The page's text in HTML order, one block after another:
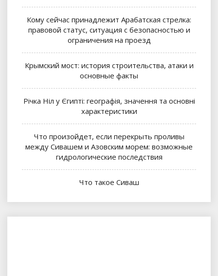
Кому сейчас принадлежит Арабатская стрелка:
правовой статус, ситуация с безопасностью и
ограничения на проезд
Крымский мост: история строительства, атаки и
основные факты
Річка Ніл у Єгипті: географія, значення та основні
характеристики
Что произойдет, если перекрыть проливы
между Сивашем и Азовским морем: возможные
гидрологические последствия
Что такое Сиваш